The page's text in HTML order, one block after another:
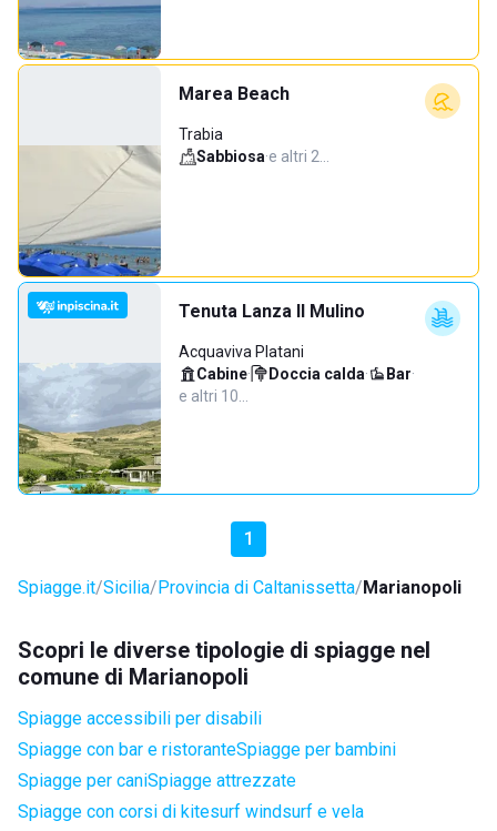
Marea Beach
Trabia
Sabbiosa·e altri 2…
Tenuta Lanza Il Mulino
Acquaviva Platani
Cabine· Doccia calda· Bar·
e altri 10…
1
Spiagge.it Sicilia Provincia di Caltanissetta Marianopoli
Scopri le diverse tipologie di spiagge nel
comune di Marianopoli
Spiagge accessibili per disabili
Spiagge con bar e ristoranteSpiagge per bambini
Spiagge per caniSpiagge attrezzate
Spiagge con corsi di kitesurf windsurf e vela